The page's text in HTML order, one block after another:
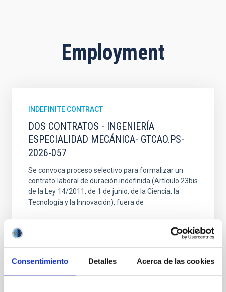
Consentimiento Detalles Acerca de las cookies
Employment
INDEFINITE CONTRACT
DOS CONTRATOS - INGENIERÍA
ESPECIALIDAD MECÁNICA- GTCAO.PS-
2026-057
Se convoca proceso selectivo para formalizar un
contrato laboral de duración indefinida (Artículo 23bis
de la Ley 14/2011, de 1 de junio, de la Ciencia, la
Tecnología y la Innovación), fuera de